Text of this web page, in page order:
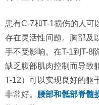
患有C-7和T-1损伤的人可
存在灵活性问题。胸部及
手不受影响。在T-1到T-8
缺乏腹部肌肉控制而导致
T-12）可以实现良好的躯
非常好。 腰部和骶部脊髓